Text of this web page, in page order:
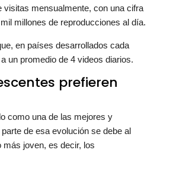
visitas mensualmente, con una cifra
millones de reproducciones al día.
en países desarrollados cada
un promedio de 4 videos diarios.
prefieren
como una de las mejores y
de esa evolución se debe al
más joven, es decir, los